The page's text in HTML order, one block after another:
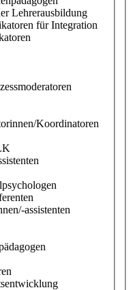
Lehrerausbildung
für Integration
Koordinatoren
assistenten